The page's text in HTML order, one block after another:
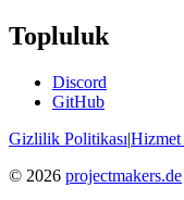
Topluluk
Discord
GitHub
Gizlilik Politikası|Hizmet
© 2026 projectmakers.de